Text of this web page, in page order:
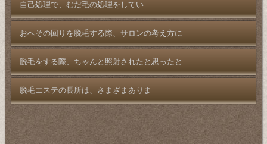
自己処理で、むだ毛の処理をしてい
おへその回りを脱毛する際、サロンの考え方に
脱毛をする際、ちゃんと照射されたと思ったと
脱毛エステの長所は、さまざまありま